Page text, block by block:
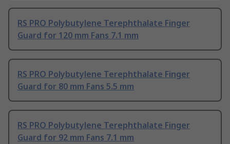
RS PRO Polybutylene Terephthalate Finger
Guard for 120 mm Fans 7.1 mm
RS PRO Polybutylene Terephthalate Finger
Guard for 80 mm Fans 5.5 mm
RS PRO Polybutylene Terephthalate Finger
Guard for 92 mm Fans 7.1 mm